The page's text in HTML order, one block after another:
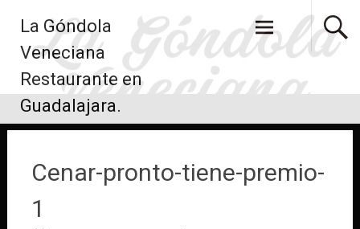
contenido
La Góndola
Veneciana
Restaurante en
Guadalajara.
Cenar-pronto-tiene-premio-
1